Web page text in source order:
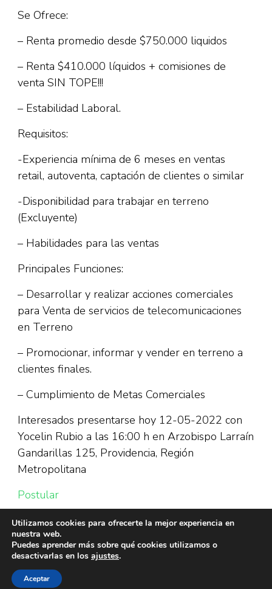
Se Ofrece:
– Renta promedio desde $750.000 liquidos
– Renta $410.000 líquidos + comisiones de
venta SIN TOPE!!!
– Estabilidad Laboral.
Requisitos:
-Experiencia mínima de 6 meses en ventas
retail, autoventa, captación de clientes o similar
-Disponibilidad para trabajar en terreno
(Excluyente)
– Habilidades para las ventas
Principales Funciones:
– Desarrollar y realizar acciones comerciales
para Venta de servicios de telecomunicaciones
en Terreno
– Promocionar, informar y vender en terreno a
clientes finales.
– Cumplimiento de Metas Comerciales
Interesados presentarse hoy 12-05-2022 con
Yocelin Rubio a las 16:00 h en Arzobispo Larraín
Gandarillas 125, Providencia, Región
Metropolitana
Postular
Utilizamos cookies para ofrecerte la mejor experiencia en
nuestra web.
Puedes aprender más sobre qué cookies utilizamos o
desactivarlas en los ajustes.
Aceptar